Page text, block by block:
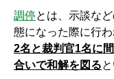
調停とは、示談な
態になった際に行わ
2名と裁判官1名に
合いで和解を図る